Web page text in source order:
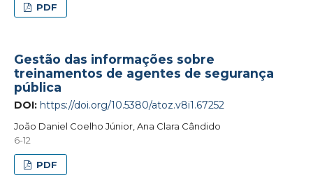
PDF
Gestão das informações sobre
treinamentos de agentes de segurança
pública
DOI: https://doi.org/10.5380/atoz.v8i1.67252
João Daniel Coelho Júnior, Ana Clara Cândido
6-12
PDF